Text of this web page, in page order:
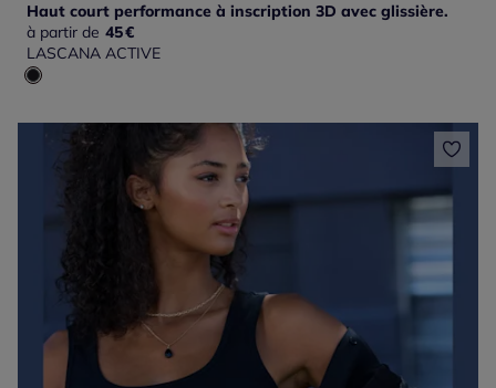
Haut court performance à inscription 3D avec glissière.
à partir de 45€
LASCANA ACTIVE